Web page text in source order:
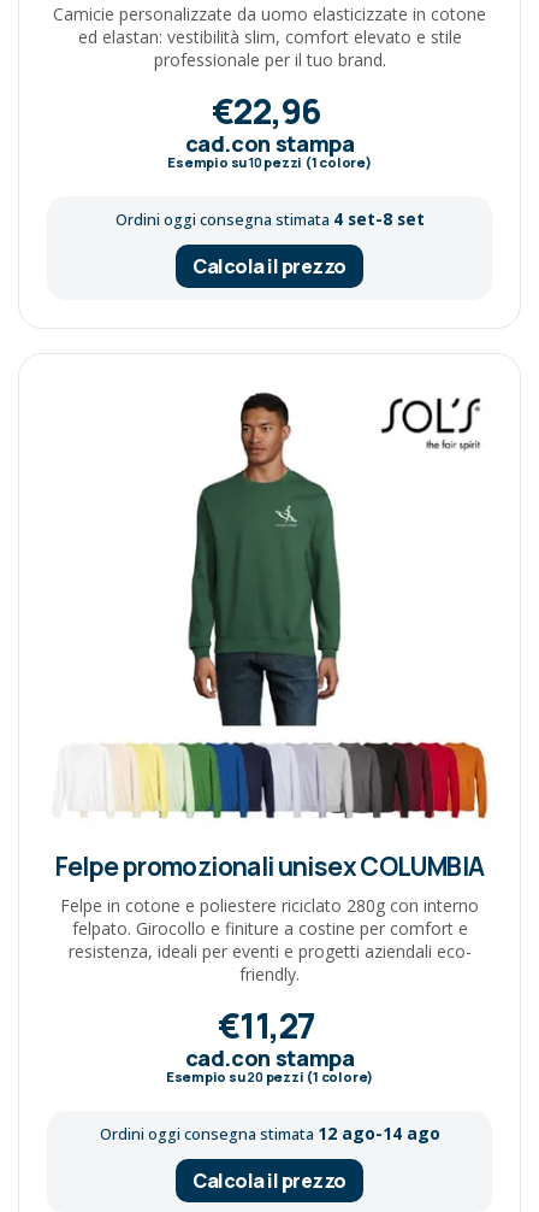
Camicie personalizzate da uomo elasticizzate in cotone
ed elastan: vestibilità slim, comfort elevato e stile
professionale per il tuo brand.
€22,96
cad.con stampa
Esempio su10pezzi (1 colore)
Ordini oggi consegna stimata 4 set-8 set
Calcola il prezzo
Felpe promozionali unisex COLUMBIA
Felpe in cotone e poliestere riciclato 280g con interno
felpato. Girocollo e finiture a costine per comfort e
resistenza, ideali per eventi e progetti aziendali eco-
friendly.
€11,27
cad.con stampa
Esempio su20pezzi (1 colore)
Ordini oggi consegna stimata 12 ago-14 ago
Calcola il prezzo